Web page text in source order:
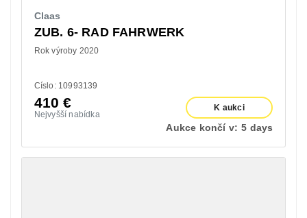
Claas
ZUB. 6- RAD FAHRWERK
Rok výroby 2020
Císlo: 10993139
410€
Nejvyšší nabídka
K aukci
Aukce končí v: 5 days